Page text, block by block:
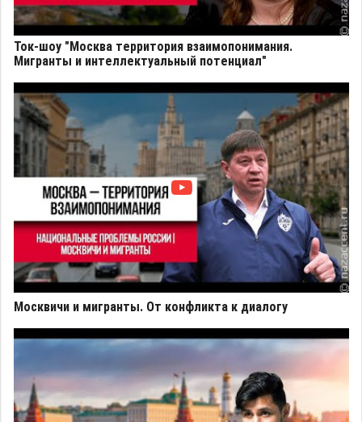
Ток-шоу "Москва территория взаимопонимания.
Мигранты и интеллектуальный потенциал"
Москвичи и мигранты. От конфликта к диалогу